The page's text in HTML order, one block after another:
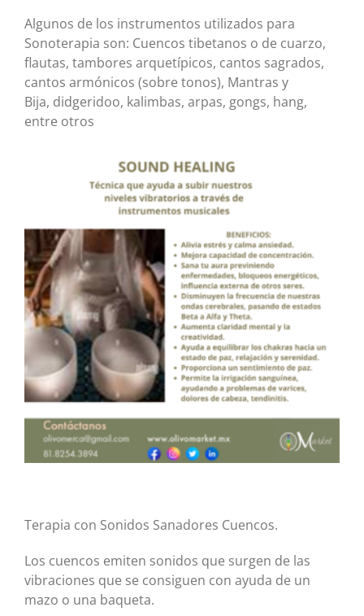
Algunos de los instrumentos utilizados para
Sonoterapia son: Cuencos tibetanos o de cuarzo,
flautas, tambores arquetípicos, cantos sagrados,
cantos armónicos (sobre tonos), Mantras y
Bija, didgeridoo, kalimbas, arpas, gongs, hang,
entre otros
Terapia con Sonidos Sanadores Cuencos.
Los cuencos emiten sonidos que surgen de las
vibraciones que se consiguen con ayuda de un
mazo o una baqueta.